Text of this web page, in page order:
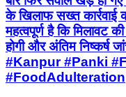
के खिलाफ सख्त कार्रवाई
महत्वपूर्ण है कि मिलावट
होगी और अंतिम निष्कर्ष
#Kanpur #Panki
#FoodAdulteration